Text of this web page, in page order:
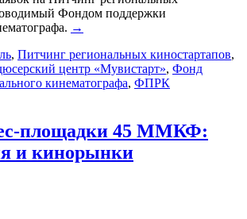
Фондом поддержки
→
, Питчинг региональных киностартапов,
центр «Мувистарт», Фонд
кинематографа, ФПРК
площадки 45 ММКФ:
и кинорынки